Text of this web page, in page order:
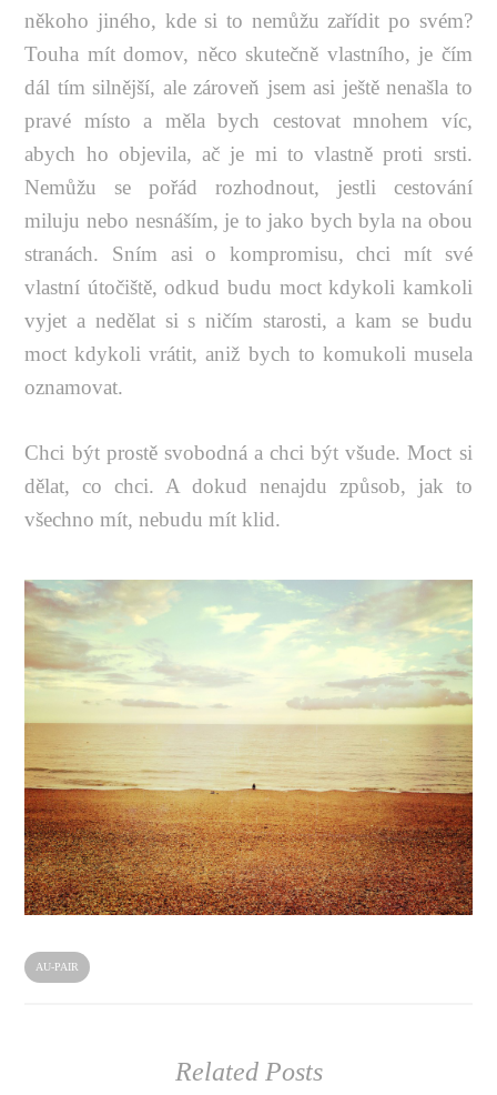
někoho jiného, kde si to nemůžu zařídit po svém?
Touha mít domov, něco skutečně vlastního, je čím
dál tím silnější, ale zároveň jsem asi ještě nenašla to
pravé místo a měla bych cestovat mnohem víc,
abych ho objevila, ač je mi to vlastně proti srsti.
Nemůžu se pořád rozhodnout, jestli cestování
miluju nebo nesnáším, je to jako bych byla na obou
stranách. Sním asi o kompromisu, chci mít své
vlastní útočiště, odkud budu moct kdykoli kamkoli
vyjet a nedělat si s ničím starosti, a kam se budu
moct kdykoli vrátit, aniž bych to komukoli musela
oznamovat.
Chci být prostě svobodná a chci být všude. Moct si
dělat, co chci. A dokud nenajdu způsob, jak to
všechno mít, nebudu mít klid.
AU-PAIR
Related Posts